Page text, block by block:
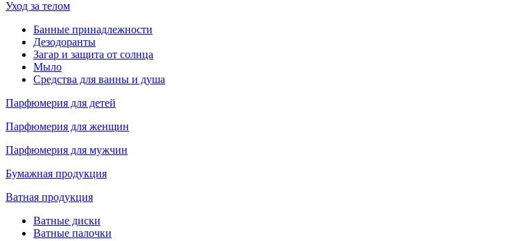
Уход за телом
Банные принадлежности
Дезодоранты
Загар и защита от солнца
Мыло
Средства для ванны и душа
Парфюмерия для детей
Парфюмерия для женщин
Парфюмерия для мужчин
Бумажная продукция
Ватная продукция
Ватные диски
Ватные палочки